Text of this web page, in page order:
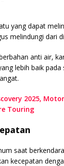
yang dapat
melindungi dari
anti air,
lebih baik pada
2025,
Touring
saat
kecepatan